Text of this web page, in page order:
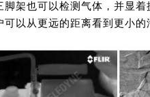
脚架也可以检测气体，并显
可以从更远的距离看到更小的